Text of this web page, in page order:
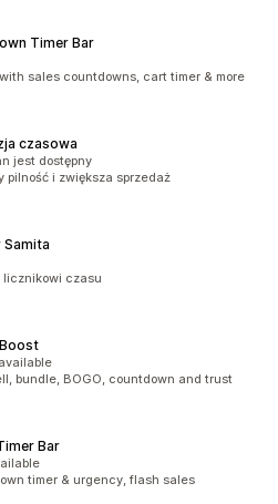
Timer Bar
sales countdowns, cart timer & more
czasowa
jest dostępny
pilność i zwiększa sprzedaż
licznikowi czasu
bundle, BOGO, countdown and trust
Bar
timer & urgency, flash sales